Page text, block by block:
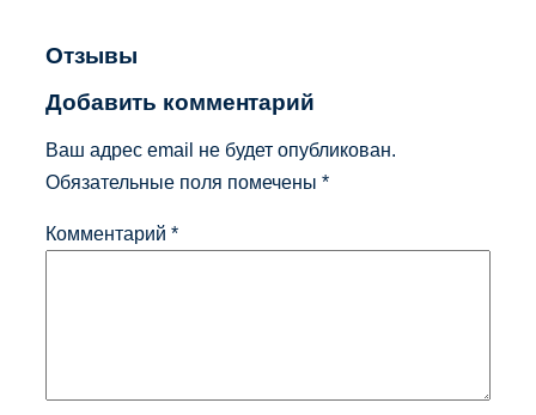
Отзывы
Добавить комментарий
Ваш адрес email не будет опубликован.
Обязательные поля помечены *
Комментарий *